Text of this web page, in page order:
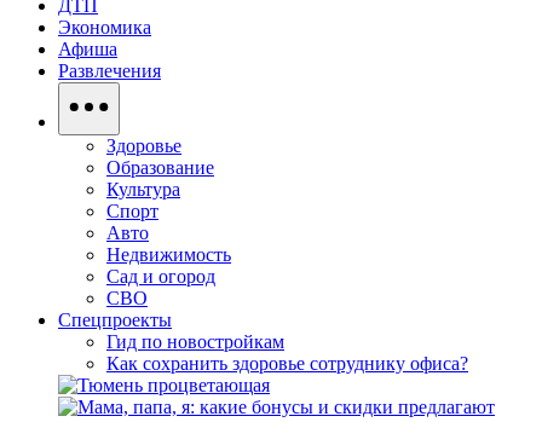
ДТП
Экономика
Афиша
Развлечения
Здоровье
Образование
Культура
Спорт
Авто
Недвижимость
Сад и огород
СВО
Спецпроекты
Гид по новостройкам
Как сохранить здоровье сотруднику офиса?